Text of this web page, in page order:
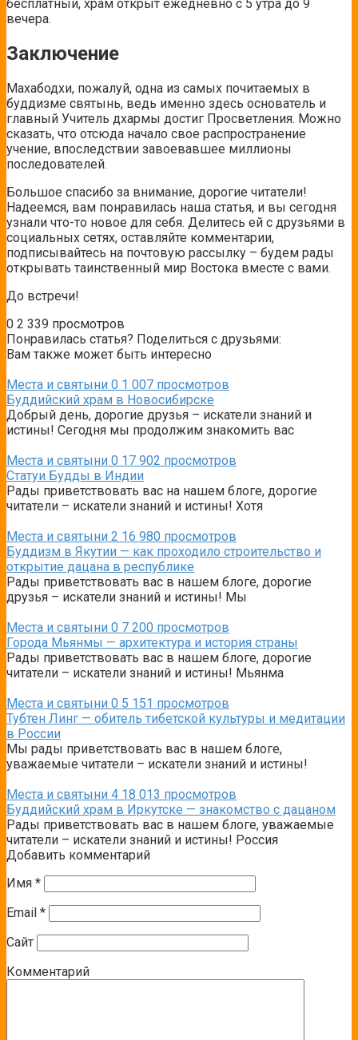
бесплатный, храм открыт ежедневно с 5 утра до 9
вечера.
Заключение
Махабодхи, пожалуй, одна из самых почитаемых в
буддизме святынь, ведь именно здесь основатель и
главный Учитель дхармы достиг Просветления. Можно
сказать, что отсюда начало свое распространение
учение, впоследствии завоевавшее миллионы
последователей.
Большое спасибо за внимание, дорогие читатели!
Надеемся, вам понравилась наша статья, и вы сегодня
узнали что-то новое для себя. Делитесь ей с друзьями в
социальных сетях, оставляйте комментарии,
подписывайтесь на почтовую рассылку – будем рады
открывать таинственный мир Востока вместе с вами.
До встречи!
0 2 339 просмотров
Понравилась статья? Поделиться с друзьями:
Вам также может быть интересно
Места и святыни 0 1 007 просмотров
Буддийский храм в Новосибирске
Добрый день, дорогие друзья – искатели знаний и
истины! Сегодня мы продолжим знакомить вас
Места и святыни 0 17 902 просмотров
Статуи Будды в Индии
Рады приветствовать вас на нашем блоге, дорогие
читатели – искатели знаний и истины! Хотя
Места и святыни 2 16 980 просмотров
Буддизм в Якутии — как проходило строительство и
открытие дацана в республике
Рады приветствовать вас в нашем блоге, дорогие
друзья – искатели знаний и истины! Мы
Места и святыни 0 7 200 просмотров
Города Мьянмы — архитектура и история страны
Рады приветствовать вас в нашем блоге, дорогие
читатели – искатели знаний и истины! Мьянма
Места и святыни 0 5 151 просмотров
Тубтен Линг — обитель тибетской культуры и медитации
в России
Мы рады приветствовать вас в нашем блоге,
уважаемые читатели – искатели знаний и истины!
Места и святыни 4 18 013 просмотров
Буддийский храм в Иркутске — знакомство с дацаном
Рады приветствовать вас в нашем блоге, уважаемые
читатели – искатели знаний и истины! Россия
Добавить комментарий
Имя *
Email *
Сайт
Комментарий